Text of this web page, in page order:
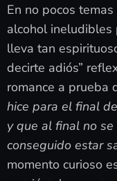
En no pocos
alcohol
lleva tan
decirte adiós”
romance a prueba
hice para el final
y que al final no
conseguido estar
momento curioso